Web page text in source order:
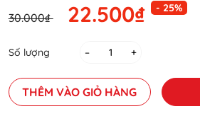
30.000₫ 22.500₫ - 25%
Số lượng – +
THÊM VÀO GIỎ HÀNG